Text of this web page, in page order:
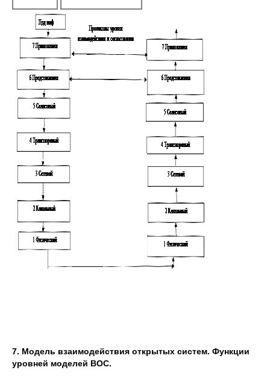
7. Модель взаимодействия открытых систем. Функции
уровней моделей ВОС.